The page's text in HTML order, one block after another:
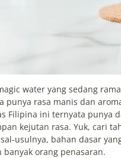
water yang sedang
punya rasa manis dan
Filipina ini ternyata punya
kejutan rasa. Yuk, cari
usulnya, bahan dasar
orang penasaran.